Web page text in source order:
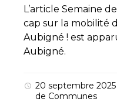
L’article Semaine
cap sur la mobilité
Aubigné ! est
Aubigné.
20 septembre 2025
de Communes